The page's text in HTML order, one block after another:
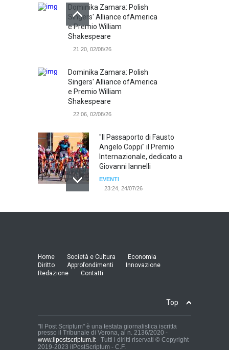
Dominika Zamara: Polish
Singers' Alliance ofAmerica
e Premio William
Shakespeare
21:20, 02/08/26
Dominika Zamara: Polish
Singers' Alliance ofAmerica
e Premio William
Shakespeare
22:06, 02/08/26
"Il Passaporto di Fausto
Angelo Coppi" il Premio
Internazionale, dedicato a
Giovanni Iannelli
EVENTI
23:24, 24/07/26
RIMINI, PRIMO CONVEGNO
EVENTI
19:44, 24/07/26
accordo raggiunto tra
Sofia - Cervello” e le
organizzazioni sindacali
della dirigenza sanitaria.
Home Società e Cultura
Economia
Diritto
Approfondimenti
Innovazione
Redazione
Contatti
Top
"Il Post Scriptum" è una testata giornalistica iscritta
presso il Tribunale di Verona, al n. 2136/2020 -
www.ilpostscriptum.it- Tutti i diritti riservati © Copyright
2019-2023 ilPostScriptum - C.F.